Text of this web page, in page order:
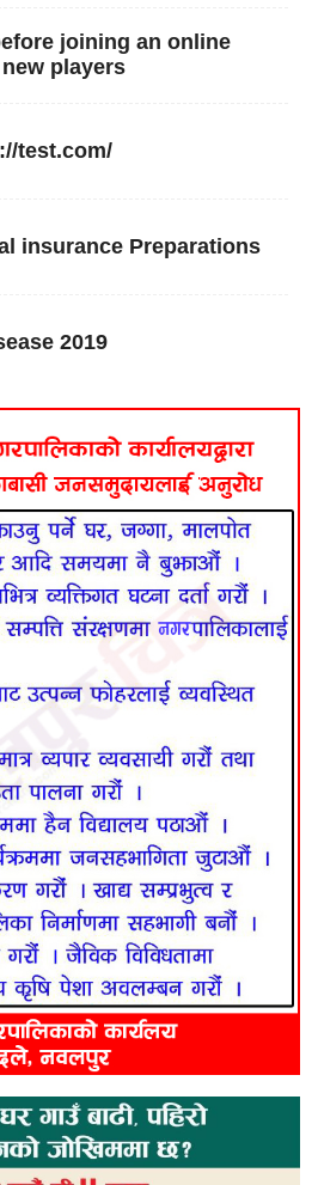
joining an online
players
test.com/
insurance Preparations
2019